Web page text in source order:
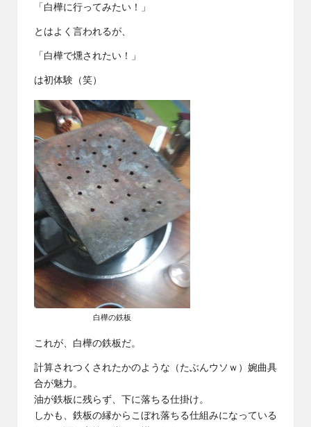
「白樺に行ってみたい！」
とはよく言われるが、
「白樺で燻されたい！」
は初体験（笑）
白樺の鉄板
これが、白樺の鉄板だ。
計算されつくされたかのような（たぶんウソｗ）婉曲具
合が魅力。
油が鉄板に残らず、下に落ちる仕掛け。
しかも、鉄板の縁からこぼれ落ちる仕組みになっている